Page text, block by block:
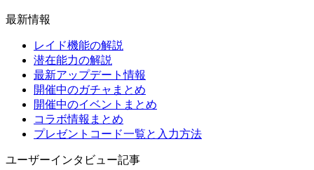
最新情報
レイド機能の解説
潜在能力の解説
最新アップデート情報
開催中のガチャまとめ
開催中のイベントまとめ
コラボ情報まとめ
プレゼントコード一覧と入力方法
ユーザーインタビュー記事